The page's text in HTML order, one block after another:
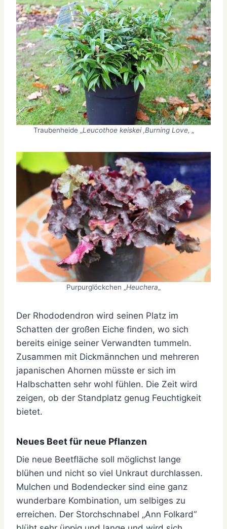
Traubenheide „Leucothoe keiskei ‚Burning Love‚ „
Purpurglöckchen „Heuchera„
Der Rhododendron wird seinen Platz im
Schatten der großen Eiche finden, wo sich
bereits einige seiner Verwandten tummeln.
Zusammen mit Dickmännchen und mehreren
japanischen Ahornen müsste er sich im
Halbschatten sehr wohl fühlen. Die Zeit wird
zeigen, ob der Standplatz genug Feuchtigkeit
bietet.
Neues Beet für neue Pflanzen
Die neue Beetfläche soll möglichst lange
blühen und nicht so viel Unkraut durchlassen.
Mulchen und Bodendecker sind eine ganz
wunderbare Kombination, um selbiges zu
erreichen. Der Storchschnabel „Ann Folkard“